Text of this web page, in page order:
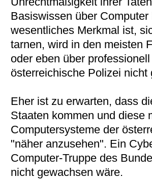
Basiswissen über
wesentliches Merkmal ist,
tarnen, wird in den meisten
oder eben über
österreichische Polizei nicht
Eher ist zu erwarten, dass
Staaten kommen und diese
Computersysteme der
"näher anzusehen". Ein
Computer-Truppe des
nicht gewachsen wäre.